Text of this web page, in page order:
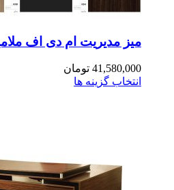
مدیریت ام دی اف ملامینه لیندا
تومان
گزینه ها